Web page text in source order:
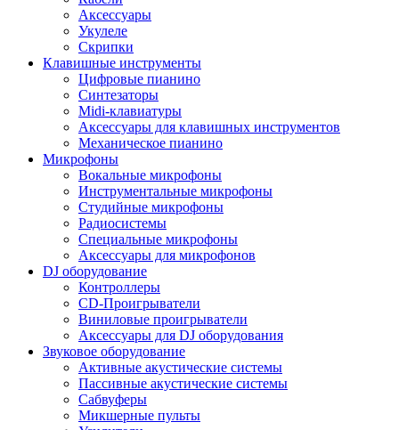
Аксессуары
Укулеле
Скрипки
Клавишные инструменты
Цифровые пианино
Синтезаторы
Midi-клавиатуры
Аксессуары для клавишных инструментов
Механическое пианино
Микрофоны
Вокальные микрофоны
Инструментальные микрофоны
Студийные микрофоны
Радиосистемы
Специальные микрофоны
Аксессуары для микрофонов
DJ оборудование
Контроллеры
CD-Проигрыватели
Виниловые проигрыватели
Аксессуары для DJ оборудования
Звуковое оборудование
Активные акустические системы
Пассивные акустические системы
Сабвуферы
Микшерные пульты